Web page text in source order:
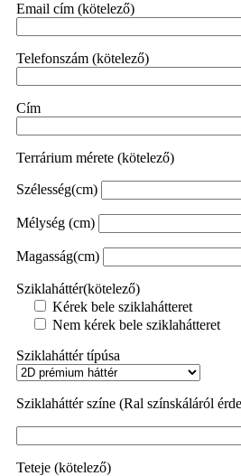
Email cím (kötelező)
Telefonszám (kötelező)
Cím
Terrárium mérete (kötelező)
Szélesség(cm)
Mélység (cm)
Magasság(cm)
Sziklaháttér(kötelező)
Kérek bele sziklahátteret
Nem kérek bele sziklahátteret
Sziklaháttér típúsa
Sziklaháttér színe (Ral színskáláról
Teteje (kötelező)